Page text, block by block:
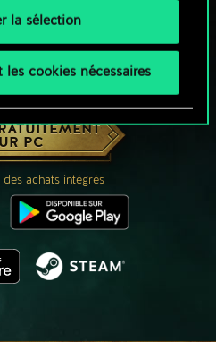
la sélection
cookies nécessaires
DE GWENT ?
PC
achats intégrés